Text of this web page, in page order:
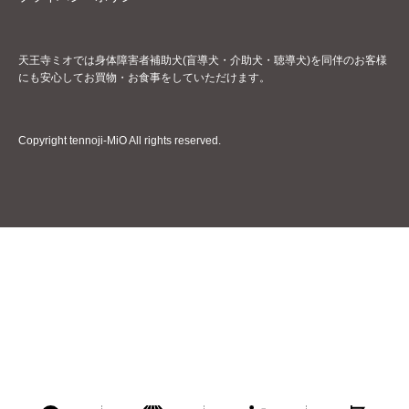
天王寺ミオでは身体障害者補助犬(盲導犬・介助犬・聴導犬)を同伴のお客様
にも安心してお買物・お食事をしていただけます。
Copyright tennoji-MiO All rights reserved.